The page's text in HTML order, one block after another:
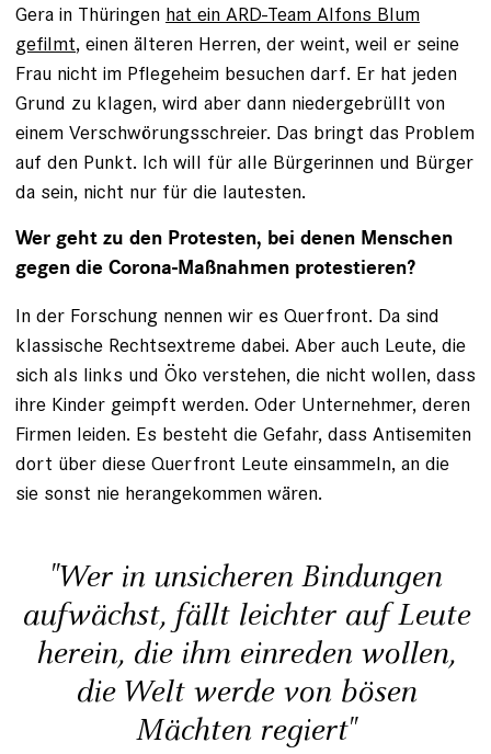
Gera in Thüringen hat ein ARD-Team Alfons Blum
gefilmt, einen älteren Herren, der weint, weil er seine
Frau nicht im Pflegeheim besuchen darf. Er hat jeden
Grund zu klagen, wird aber dann niedergebrüllt von
einem Verschwörungsschreier. Das bringt das Problem
auf den Punkt. Ich will für alle Bürgerinnen und Bürger
da sein, nicht nur für die lautesten.
Wer geht zu den Protesten, bei denen Menschen
gegen die Corona-Maßnahmen protestieren?
In der Forschung nennen wir es Querfront. Da sind
klassische Rechtsextreme dabei. Aber auch Leute, die
sich als links und Öko verstehen, die nicht wollen, dass
ihre Kinder geimpft werden. Oder Unternehmer, deren
Firmen leiden. Es besteht die Gefahr, dass Antisemiten
dort über diese Querfront Leute einsammeln, an die
sie sonst nie herangekommen wären.
"Wer in unsicheren Bindungen
aufwächst, fällt leichter auf Leute
herein, die ihm einreden wollen,
die Welt werde von bösen
Mächten regiert"